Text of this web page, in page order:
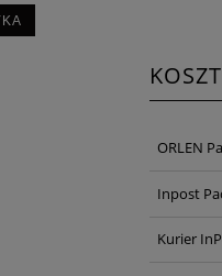
ORLEN
Inpost
Kurier